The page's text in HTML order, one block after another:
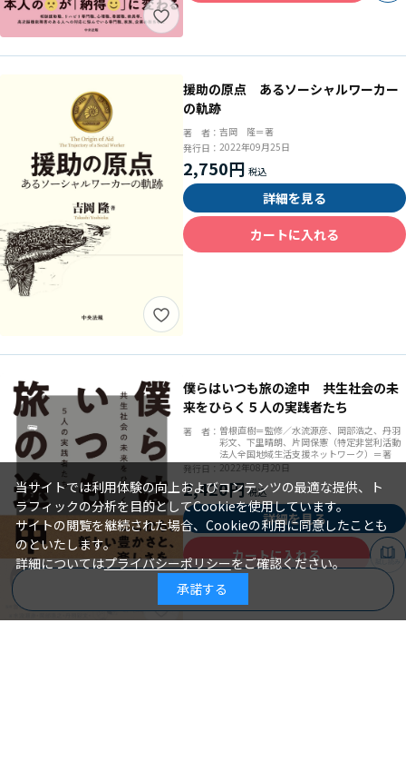
商品を絞り込む
援助の原点 あるソーシャルワーカー
の軌跡
著 者： 吉岡 隆＝著
発行日： 2022年09月25日
2,750円
詳細を見る
カートに入れる
僕らはいつも旅の途中 共生社会の未
来をひらく５人の実践者たち
著 者： 曽根直樹＝監修／水流源彦、岡部浩之、丹羽
彩文、下里晴朗、片岡保憲（特定非営利活動
法人全国地域生活支援ネットワーク）＝著
発行日： 2022年08月20日
2,420円
詳細を見る
カートに入れる
試し読み
当サイトでは利用体験の向上およびコンテンツの最適な提供、ト
ラフィックの分析を目的としてCookieを使用しています。
サイトの閲覧を継続された場合、Cookieの利用に同意したことも
のといたします。
詳細についてはプライバシーポリシーをご確認ください。
承諾する